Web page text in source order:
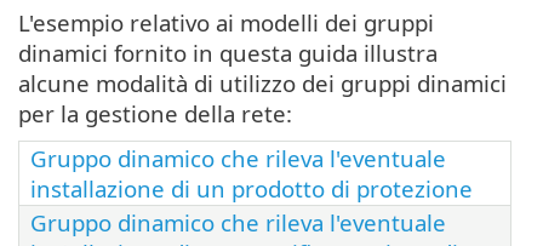
L'esempio relativo ai modelli dei gruppi
dinamici fornito in questa guida illustra
alcune modalità di utilizzo dei gruppi dinamici
per la gestione della rete:
Gruppo dinamico che rileva l'eventuale
installazione di un prodotto di protezione
Gruppo dinamico che rileva l'eventuale